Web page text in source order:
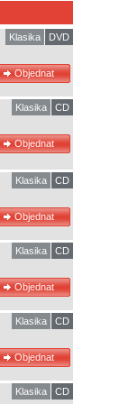
DVD
Klasika
CD
Klasika
CD
Klasika
CD
Klasika
CD
Klasika
CD
Klasika